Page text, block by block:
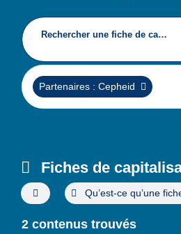
Rechercher une fiche de capitalisation
Supprimer
Partenaires : Cepheid
Fiches de
Filtres de recherche avancée
Qu’est-ce qu’une
2 contenus trouvés